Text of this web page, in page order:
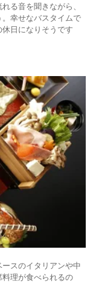
る音を聞きながら、
幸せなバスタイムで
日になりそうです
スのイタリアンや中
理が食べられるの